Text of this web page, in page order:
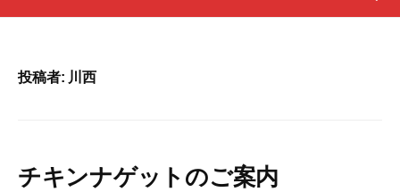
投稿者: 川西
チキンナゲットのご案内